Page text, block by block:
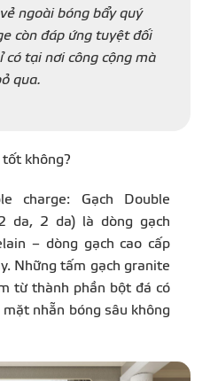
THƯ
LIÊN HỆ - TƯ
ngoài bóng bẩy quý
còn đáp ứng tuyệt đối
có tại nơi công cộng mà
qua.
tốt không?
charge: Gạch Double
da, 2 da) là dòng gạch
– dòng gạch cao cấp
Những tấm gạch granite
từ thành phần bột đá có
nhẵn bóng sâu không